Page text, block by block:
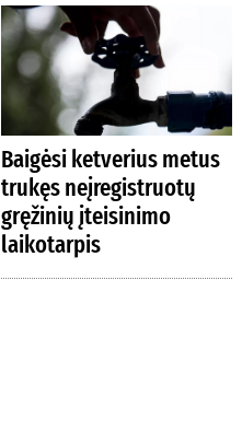
Baigėsi ketverius metus
trukęs neįregistruotų
gręžinių įteisinimo
laikotarpis